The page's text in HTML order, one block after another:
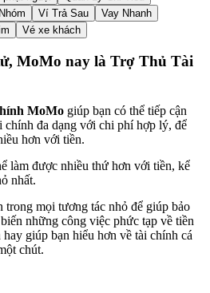
Ví Trả Sau
Vay Nhanh
Vé xe khách
MoMo nay là Trợ Thủ Tài
MoMo giúp bạn có thể tiếp cận
chính đa dạng với chi phí hợp lý, để
hơn với tiền.
làm được nhiều thứ hơn với tiền, kể
nhất.
mọi tương tác nhỏ để giúp bảo
những công việc phức tạp về tiền
hay giúp bạn hiểu hơn về tài chính cá
chút.